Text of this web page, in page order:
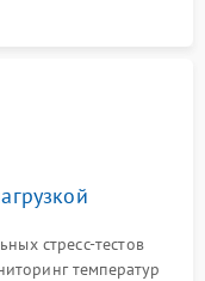
стресс-тестов
температур